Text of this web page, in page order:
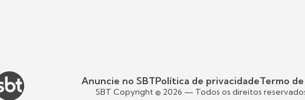
Anuncie no SBTPolítica de privacidadeTermo de
SBT Copyright © 2026 — Todos os direitos